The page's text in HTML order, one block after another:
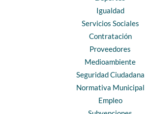
Igualdad
Servicios Sociales
Contratación
Proveedores
Medioambiente
Seguridad Ciudadana
Normativa Municipal
Empleo